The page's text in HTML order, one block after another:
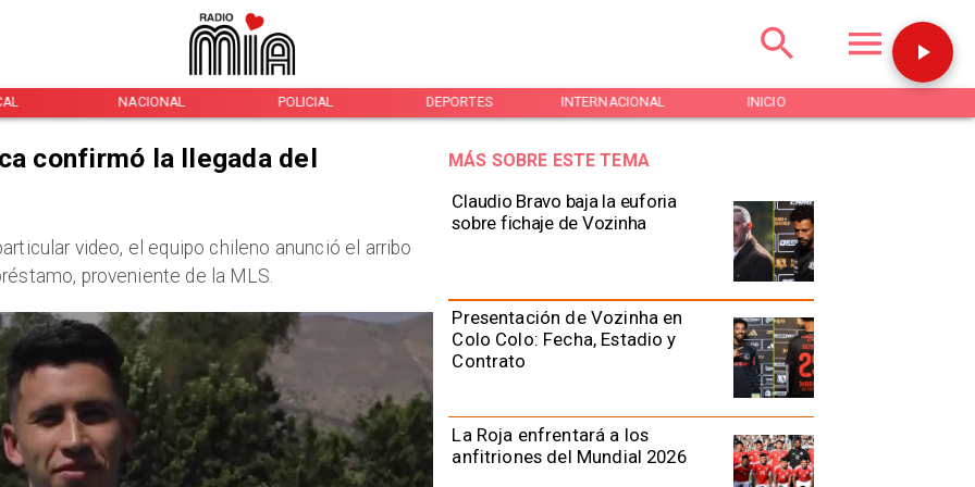
NACIONAL POLICIAL DEPORTES INTERNACIONAL INICIO
Claudio Bravo baja la euforia
sobre fichaje de Vozinha
Presentación de Vozinha en
Colo Colo: Fecha, Estadio y
Contrato
La Roja enfrentará a los
anfitriones del Mundial 2026
MÁS SOBRE ESTE TEMA
confirmó la llegada del
video, el equipo chileno anunció el arribo
proveniente de la MLS.